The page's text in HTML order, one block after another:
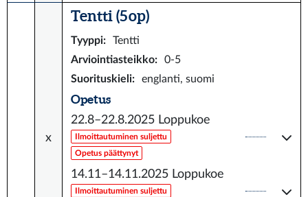
x
Tentti (5 op)
Tyyppi:
Tentti
Arviointiasteikko:
0-5
Suorituskieli: englanti, suomi
Opetus
22.8–22.8.2025 Loppukoe
Ilmoittautuminen suljettu
Opetus päättynyt
14.11–14.11.2025 Loppukoe
Ilmoittautuminen suljettu